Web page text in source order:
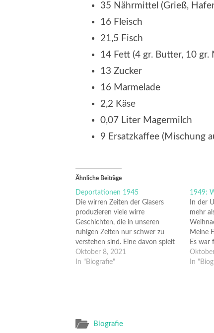
35 Nährmittel (Grieß,
16 Fleisch
21,5 Fisch
14 Fett (4 gr. Butter, 10 gr.
13 Zucker
16 Marmelade
2,2 Käse
0,07 Liter Magermilch
9 Ersatzkaffee (Mischung
Ähnliche Beiträge
Deportationen 1945
Die wirren Zeiten der Glasers
produzieren viele wirre
Geschichten, die in unseren
ruhigen Zeiten nur schwer zu
verstehen sind. Eine davon spielt
1945 und danach. 1945 landen
die Glasers und ihre Verwandten
Oktober 8, 2021
In "Biografie"
1949:
In der
mehr
Meine
Es war
Polen,
In
Biografie